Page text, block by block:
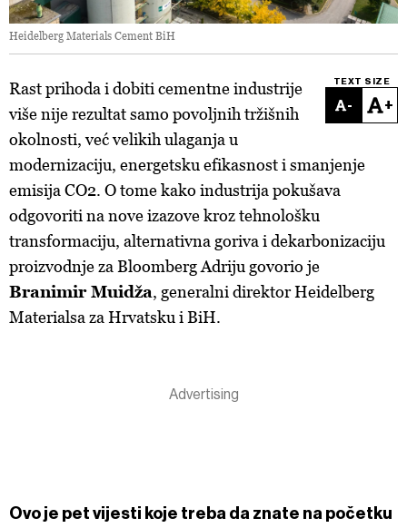
Heidelberg Materials Cement BiH
TEXT SIZE
- +
Rast prihoda i dobiti cementne industrije
više nije rezultat samo povoljnih tržišnih
okolnosti, već velikih ulaganja u
modernizaciju, energetsku efikasnost i smanjenje
emisija CO2. O tome kako industrija pokušava
odgovoriti na nove izazove kroz tehnološku
transformaciju, alternativna goriva i dekarbonizaciju
proizvodnje za Bloomberg Adriju govorio je
Branimir Muidža, generalni direktor Heidelberg
Materialsa za Hrvatsku i BiH.
Ovo je pet vijesti koje treba da znate na početku